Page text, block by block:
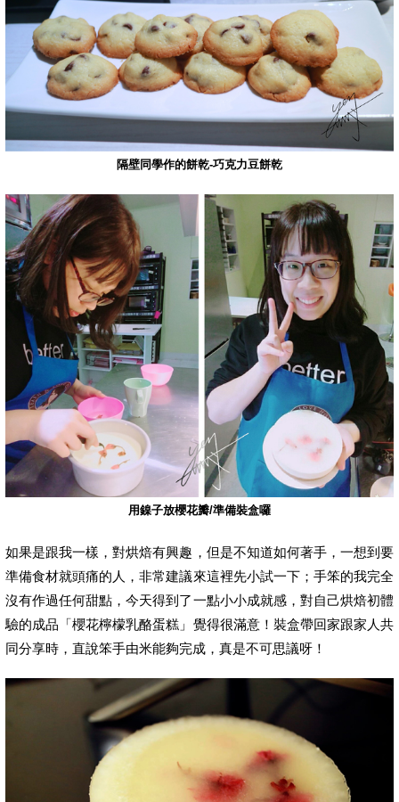
隔壁同學作的餅乾-巧克力豆餅乾
用鎳子放櫻花瓣/準備裝盒囉
如果是跟我一樣，對烘焙有興趣，但是不知道如何著手，一想到要
準備食材就頭痛的人，非常建議來這裡先小試一下；手笨的我完全
沒有作過任何甜點，今天得到了一點小小成就感，對自己烘焙初體
驗的成品「櫻花檸檬乳酪蛋糕」覺得很滿意！裝盒帶回家跟家人共
同分享時，直說笨手由米能夠完成，真是不可思議呀！